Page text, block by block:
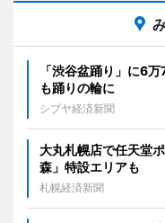
「渋谷盆踊り」に6
も踊りの輪に
シブヤ経済新聞
大丸札幌店で任天堂
森」特設エリアも
札幌経済新聞